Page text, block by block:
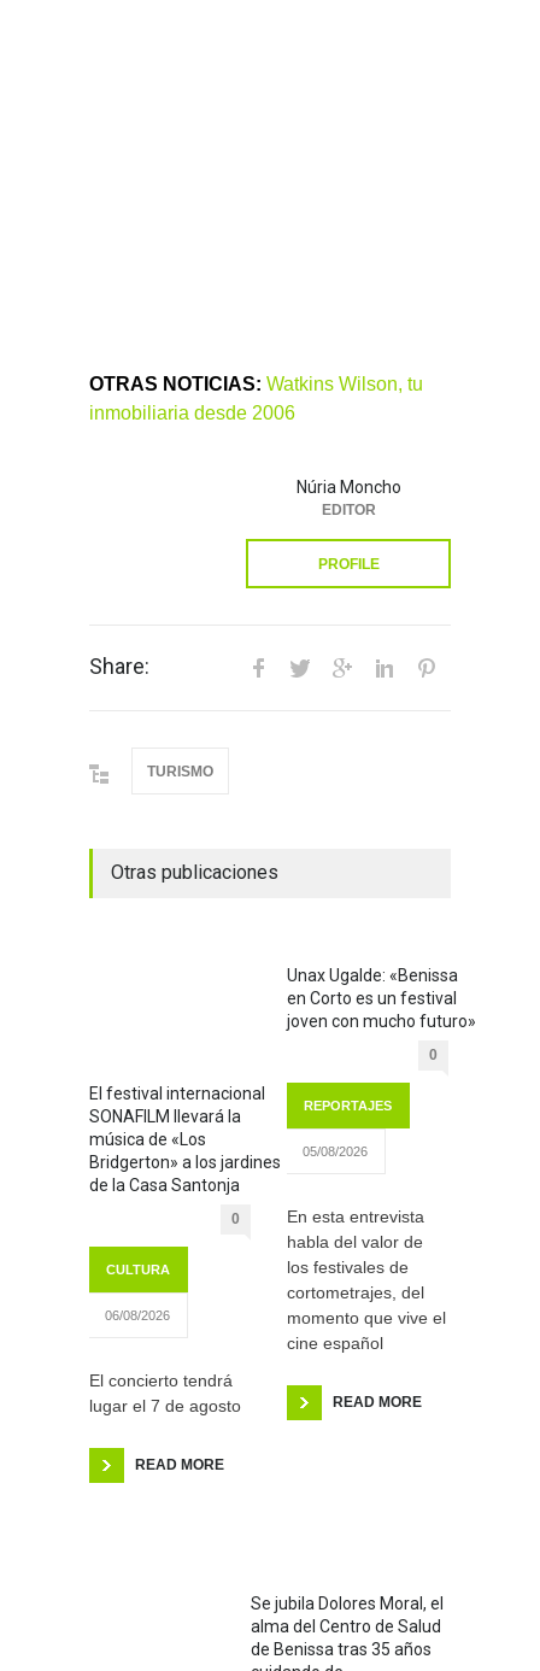
OTRAS NOTICIAS: Watkins Wilson, tu
inmobiliaria desde 2006
Núria Moncho
EDITOR
PROFILE
Share:
TURISMO
Otras publicaciones
El festival internacional
SONAFILM llevará la
música de «Los
Bridgerton» a los jardines
de la Casa Santonja
0
CULTURA
06/08/2026
El concierto tendrá
lugar el 7 de agosto
READ MORE
Unax Ugalde: «Benissa
en Corto es un festival
joven con mucho futuro»
0
REPORTAJES
05/08/2026
En esta entrevista
habla del valor de
los festivales de
cortometrajes, del
momento que vive el
cine español
READ MORE
Se jubila Dolores Moral, el
alma del Centro de Salud
de Benissa tras 35 años